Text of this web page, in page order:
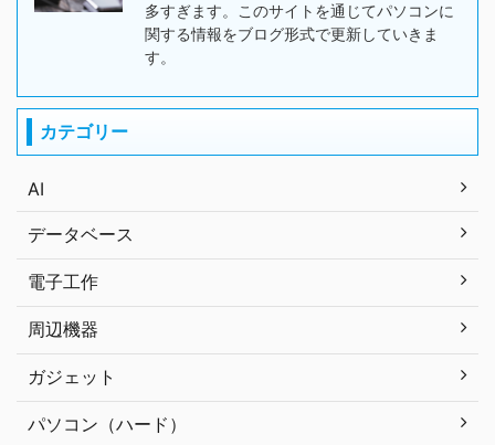
多すぎます。このサイトを通じてパソコンに
関する情報をブログ形式で更新していきま
す。
カテゴリー
AI
データベース
電子工作
周辺機器
ガジェット
パソコン（ハード）